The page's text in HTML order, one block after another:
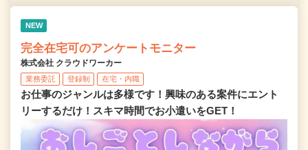
NEW
完全在宅可のアンケートモニター
株式会社 クラウドワーカー
業務委託 登録制 在宅・内職
お仕事のジャンルは多様です！興味のある案件にエント
リーするだけ！スキマ時間でお小遣いをGET！